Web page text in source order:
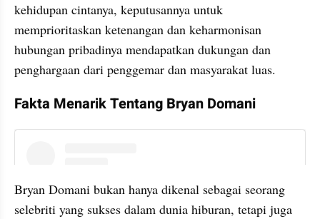
kehidupan cintanya, keputusannya untuk
memprioritaskan ketenangan dan keharmonisan
hubungan pribadinya mendapatkan dukungan dan
penghargaan dari penggemar dan masyarakat luas.
Fakta Menarik Tentang Bryan Domani
Bryan Domani bukan hanya dikenal sebagai seorang
selebriti yang sukses dalam dunia hiburan, tetapi juga